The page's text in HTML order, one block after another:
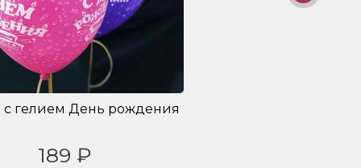
гелием День рождения
189 ₽